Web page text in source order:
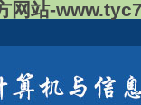
网站-